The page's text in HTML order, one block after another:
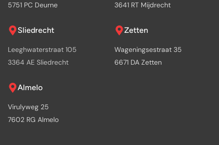
5751 PC Deurne
3641 RT Mijdrecht
Sliedrecht
Leeghwaterstraat 105
3364 AE Sliedrecht
Zetten
Wageningsestraat 35
6671 DA Zetten
Almelo
Virulyweg 25
7602 RG Almelo